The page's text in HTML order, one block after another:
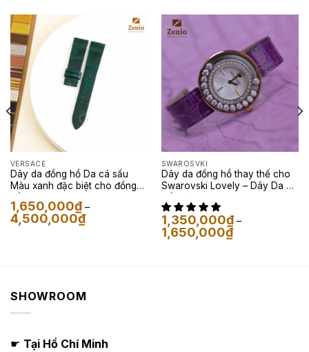
VERSACE
Dây da đồng hồ Da cá sấu
Màu xanh đặc biệt cho đồng
1,650,000₫ –
4,500,000₫Khoảng
giá:
SWAROSVKI
Dây da đồng hồ thay thế cho
Swarovski Lovely – Dây Da Cá
1,350,000₫ –
1,650,000₫Khoảng
giá:
SHOWROOM
☛ Tại Hồ Chí Minh